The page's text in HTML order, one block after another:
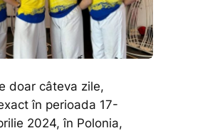
doar câteva zile,
în perioada 17-
2024, în Polonia,